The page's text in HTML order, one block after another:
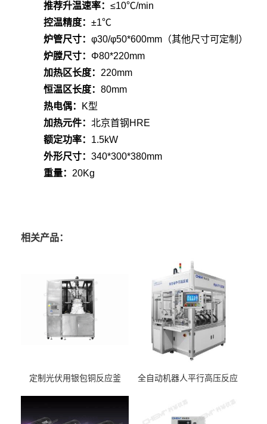
推荐升温速率： ≤10℃/min
控温精度： ±1℃
炉管尺寸： φ30/φ50*600mm（其他尺寸可定制）
炉膛尺寸： Φ80*220mm
加热区长度： 220mm
恒温区长度： 80mm
热电偶：
K型
加热元件： 北京首钢HRE
额定功率： 1.5kW
外形尺寸： 340*300*380mm
重量： 20Kg
相关产品：
定制光伏用银包铜反应釜
全自动机器人平行高压反应